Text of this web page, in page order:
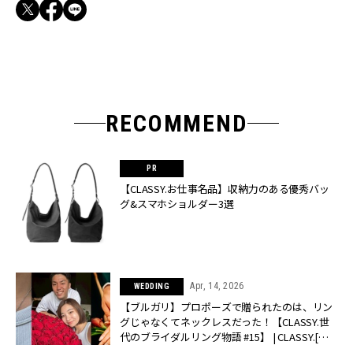
RECOMMEND
【CLASSY.お仕事名品】収納力のある優秀バッ
グ&スマホショルダー3選
WEDDING Apr, 14, 2026
【ブルガリ】プロポーズで贈られたのは、リン
グじゃなくてネックレスだった！【CLASSY.世
代のブライダルリング物語 #15】 | CLASSY.[ク